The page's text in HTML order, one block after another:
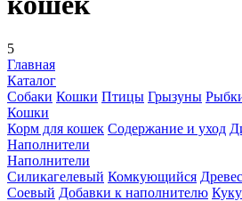
5
Главная
Каталог
Собаки Кошки Птицы Грызуны
Кошки
Корм для кошек Содержание и уход
Наполнители
Наполнители
Силикагелевый Комкующийся
Соевый Добавки к наполнителю